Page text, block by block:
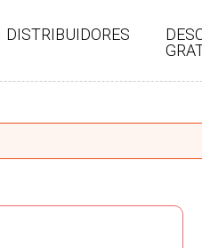
DISTRIBUIDORES